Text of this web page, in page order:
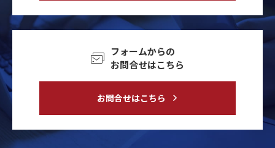
フォームからの
お問合せはこちら
お問合せはこちら